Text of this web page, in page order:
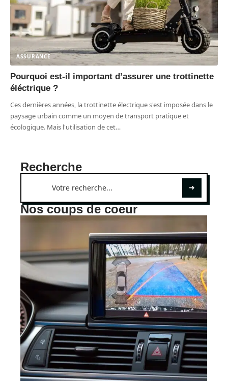
ASSURANCE
Pourquoi est-il important d’assurer une trottinette
éléctrique ?
Ces dernières années, la trottinette électrique s'est imposée dans le
paysage urbain comme un moyen de transport pratique et
écologique. Mais l'utilisation de cet…
Recherche
Nos coups de coeur